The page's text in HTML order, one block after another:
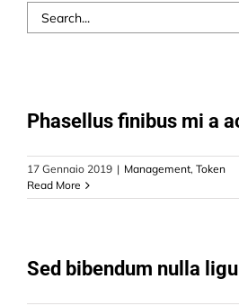
SOLUZIONI
STORIE DI SUCCESSO
BLOG
CONTATTI
Search
for:
Phasellus finibus mi a
17 Gennaio 2019 | Management, Token
Read More
Sed bibendum nulla